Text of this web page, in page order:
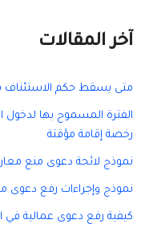
آخر المقالات
متى يسقط حكم الاستئناف
الفترة المسموح بها لدخول
رخصة إقامة مؤقتة
نموذج لائحة دعوى منع
نموذج وإجراءات رفع دعوى
كيفية رفع دعوى عمالية في